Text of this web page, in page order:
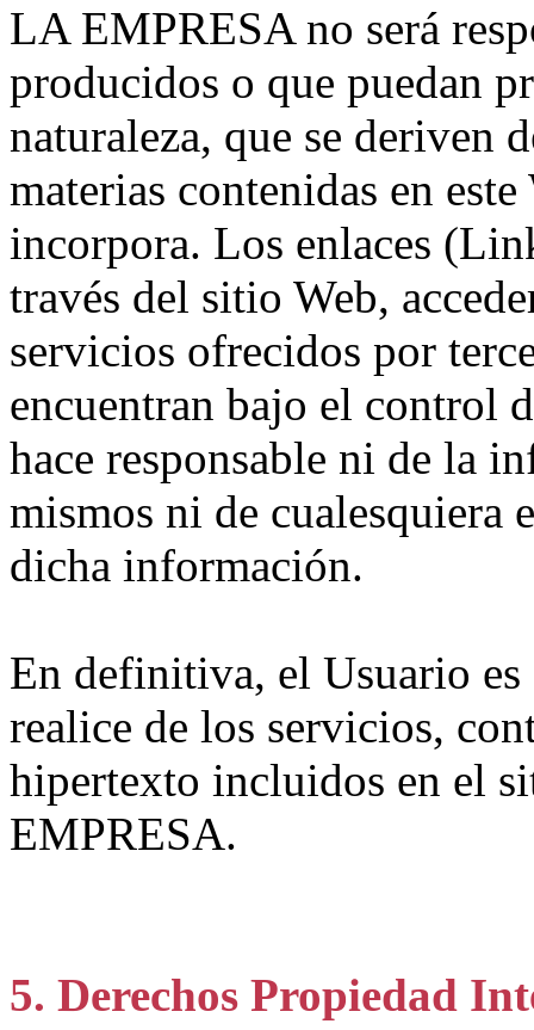
LA EMPRESA no será
producidos o que puedan
naturaleza, que se deriven
materias contenidas en
incorpora. Los enlaces
través del sitio Web,
servicios ofrecidos por
encuentran bajo el control
hace responsable ni de la
mismos ni de cualesquiera
dicha información.
En definitiva, el Usuario es
realice de los servicios,
hipertexto incluidos en el
EMPRESA.
5. Derechos Propiedad